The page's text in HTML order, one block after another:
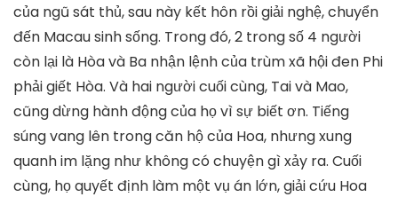
của ngũ sát thủ, sau này kết hôn rồi giải nghệ, chuyển
đến Macau sinh sống. Trong đó, 2 trong số 4 người
còn lại là Hòa và Ba nhận lệnh của trùm xã hội đen Phi
phải giết Hòa. Và hai người cuối cùng, Tai và Mao,
cũng dừng hành động của họ vì sự biết ơn. Tiếng
súng vang lên trong căn hộ của Hoa, nhưng xung
quanh im lặng như không có chuyện gì xảy ra. Cuối
cùng, họ quyết định làm một vụ án lớn, giải cứu Hoa